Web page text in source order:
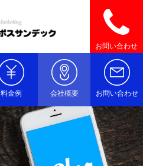
お問い合わせ
料金例 会社概要 お問い合わせ